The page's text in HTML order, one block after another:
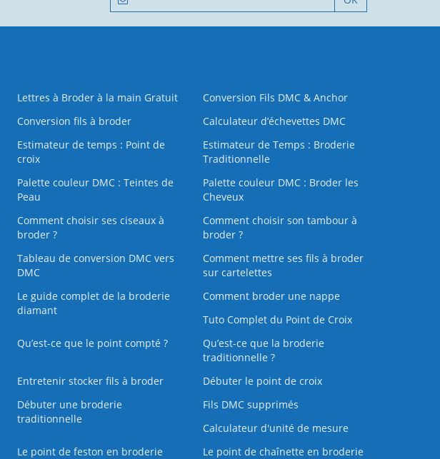
Lettres à Broder à la main Gratuit
Conversion Fils DMC & Anchor
Conversion fils à broder
Calculateur d’échevettes DMC
Estimateur de temps : Point de
croix
Estimateur de Temps : Broderie
Traditionnelle
Palette couleur DMC : Teintes de
Peau
Palette couleur DMC : Broder les
Cheveux
Comment choisir ses ciseaux à
broder ?
Comment choisir son tambour à
broder ?
Tableau de conversion DMC vers
DMC
Comment mettre ses fils à broder
sur cartelettes
Le guide complet de la broderie
diamant
Comment broder une nappe
Tuto Complet du Point de Croix
Qu’est-ce que le point compté ?
Qu’est-ce que la broderie
traditionnelle ?
Entretenir stocker fils à broder
Débuter le point de croix
Débuter une broderie
traditionnelle
Fils DMC supprimés
Calculateur d'unité de mesure
Le point de feston en broderie
Le point de chaînette en broderie